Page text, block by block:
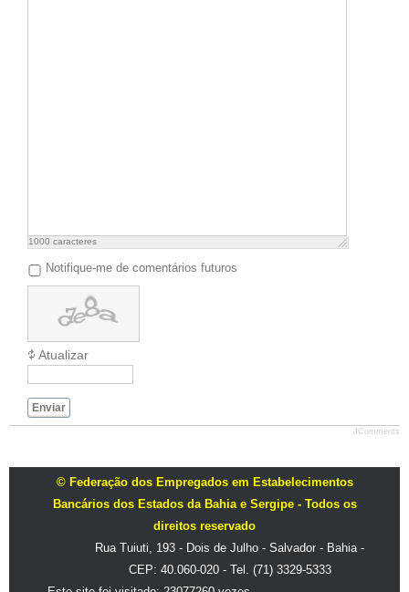
1000 caracteres
Notifique-me de comentários futuros
Atualizar
Enviar
JComments
© Federação dos Empregados em Estabelecimentos
Bancários dos Estados da Bahia e Sergipe - Todos os
direitos reservado
Rua Tuiuti, 193 - Dois de Julho - Salvador - Bahia -
CEP: 40.060-020 - Tel. (71) 3329-5333